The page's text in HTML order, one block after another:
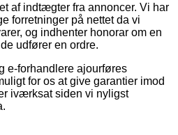
af indtægter fra annoncer. Vi har
forretninger på nettet da vi
og indhenter honorar om en
udfører en ordre.
e-forhandlere ajourføres
for os at give garantier imod
iværksat siden vi nyligst